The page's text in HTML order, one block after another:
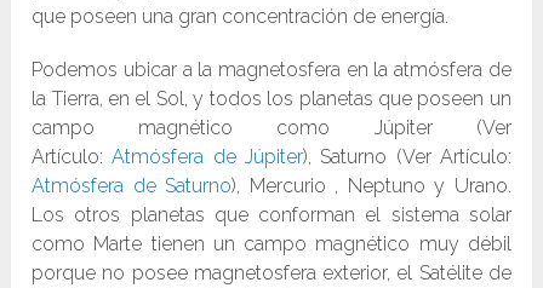
que poseen una gran concentración de energía.
Podemos ubicar a la magnetosfera en la atmósfera de
la Tierra, en el Sol, y todos los planetas que poseen un
campo magnético como Júpiter (Ver
Artículo:Atmósfera de Júpiter), Saturno (Ver Artículo:
Atmósfera de Saturno), Mercurio , Neptuno y Urano.
Los otros planetas que conforman el sistema solar
como Marte tienen un campo magnético muy débil
porque no posee magnetosfera exterior, el Satélite de